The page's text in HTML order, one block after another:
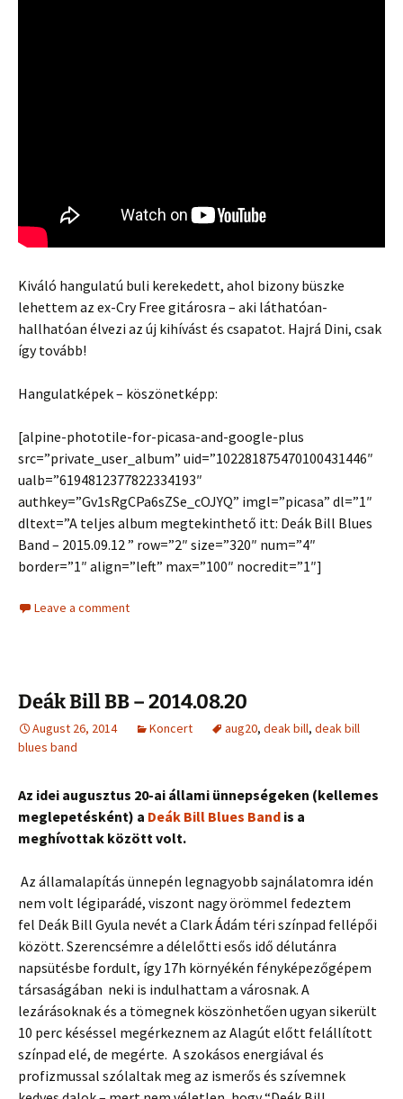
Kiváló hangulatú buli kerekedett, ahol bizony büszke
lehettem az ex-Cry Free gitárosra – aki láthatóan-
hallhatóan élvezi az új kihívást és csapatot. Hajrá Dini, csak
így tovább!
Hangulatképek – köszönetképp:
[alpine-phototile-for-picasa-and-google-plus
src=”private_user_album” uid=”102281875470100431446″
ualb=”6194812377822334193″
authkey=”Gv1sRgCPa6sZSe_cOJYQ” imgl=”picasa” dl=”1″
dltext=”A teljes album megtekinthető itt: Deák Bill Blues
Band – 2015.09.12 ” row=”2″ size=”320″ num=”4″
border=”1″ align=”left” max=”100″ nocredit=”1″]
Leave a comment
Deák Bill BB – 2014.08.20
August 26, 2014 Koncert aug20, deak bill, deak bill
blues band
Az idei augusztus 20-ai állami ünnepségeken (kellemes
meglepetésként) a Deák Bill Blues Band is a
meghívottak között volt.
Az államalapítás ünnepén legnagyobb sajnálatomra idén
nem volt légiparádé, viszont nagy örömmel fedeztem
fel Deák Bill Gyula nevét a Clark Ádám téri színpad fellépői
között. Szerencsémre a délelőtti esős idő délutánra
napsütésbe fordult, így 17h környékén fényképezőgépem
társaságában neki is indulhattam a városnak. A
lezárásoknak és a tömegnek köszönhetően ugyan sikerült
10 perc késéssel megérkeznem az Alagút előtt felállított
színpad elé, de megérte. A szokásos energiával és
profizmussal szólaltak meg az ismerős és szívemnek